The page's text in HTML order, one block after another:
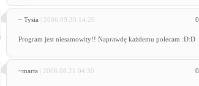
~ Tysia | 2006.09.30 14:20 0
Program jest niesamowity!! Naprawdę każdemu polecam :D:D
~marta | 2006.08.21 04:30 0